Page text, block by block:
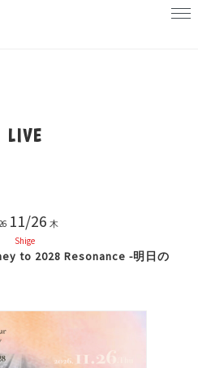
LIVE
11/26 木
Shige
to 2028 Resonance -明日の